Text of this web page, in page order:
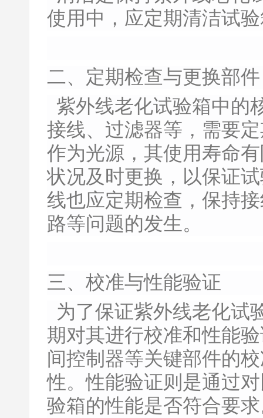
使用中，应定期清洁试
二、定期检查与更换部件
紫外线老化试验箱中的
接线、过滤器等，需要
作为光源，其使用寿命
状况及时更换，以保证
线也应定期检查，保持
路等问题的发生。
三、校准与性能验证
为了保证紫外线老化试
期对其进行校准和性能
间控制器等关键部件的
性。性能验证则是通过
验箱的性能是否符合要